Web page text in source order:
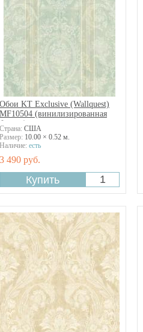
Обои KT Exclusive (Wallquest)
MF10504 (винилизированная
бумага)
Страна: США
Размер: 10.00 × 0.52 м.
Наличие: есть
3 490 руб.